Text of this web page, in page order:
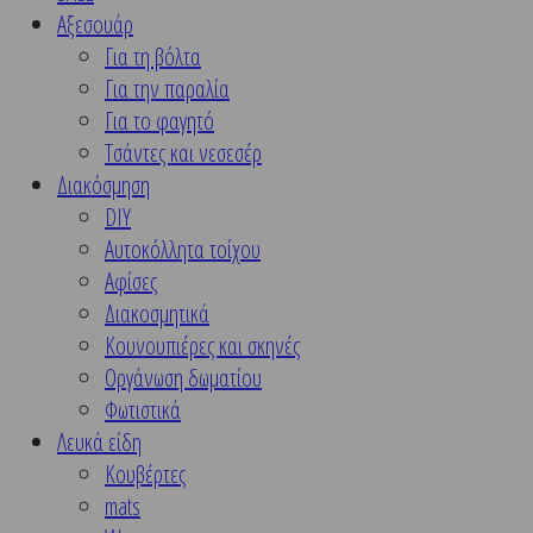
Αξεσουάρ
Για τη βόλτα
Για την παραλία
Για το φαγητό
Τσάντες και νεσεσέρ
Διακόσμηση
DIY
Αυτοκόλλητα τοίχου
Αφίσες
Διακοσμητικά
Κουνουπιέρες και σκηνές
Οργάνωση δωματίου
Φωτιστικά
Λευκά είδη
Kουβέρτες
mats